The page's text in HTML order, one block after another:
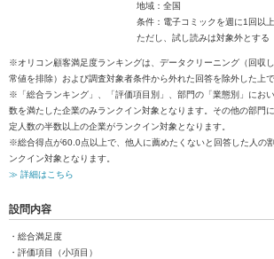
地域：全国
条件：電子コミックを週に1回以
ただし、試し読みは対象外とする
※オリコン顧客満足度ランキングは、データクリーニング（回収
常値を排除）および調査対象者条件から外れた回答を除外した上で
※「総合ランキング」、「評価項目別」、部門の「業態別」にお
数を満たした企業のみランクイン対象となります。その他の部門
定人数の半数以上の企業がランクイン対象となります。
※総合得点が60.0点以上で、他人に薦めたくないと回答した人の
ンクイン対象となります。
≫ 詳細はこちら
設問内容
・総合満足度
・評価項目（小項目）